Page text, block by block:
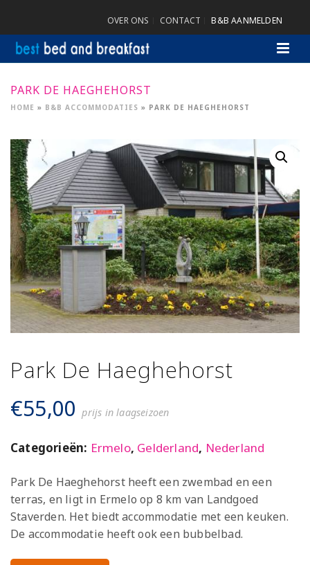
OVER ONS CONTACT B&B AANMELDEN
PARK DE HAEGHEHORST
HOME » B&B ACCOMMODATIES » PARK DE HAEGHEHORST
Park De Haeghehorst
€55,00 prijs in laagseizoen
Categorieën: Ermelo, Gelderland, Nederland
Park De Haeghehorst heeft een zwembad en een
terras, en ligt in Ermelo op 8 km van Landgoed
Staverden. Het biedt accommodatie met een keuken.
De accommodatie heeft ook een bubbelbad.